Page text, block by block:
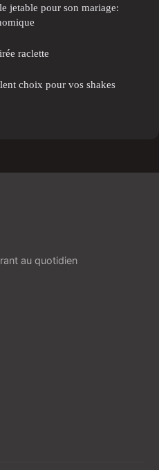
jetable pour son mariage:
raclette
choix pour vos shakes
au quotidien